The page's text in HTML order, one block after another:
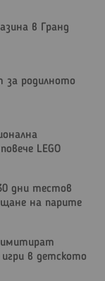
в Гранд
за родилното
LEGO
с - 23%"
дни тестов
на парите
в детското